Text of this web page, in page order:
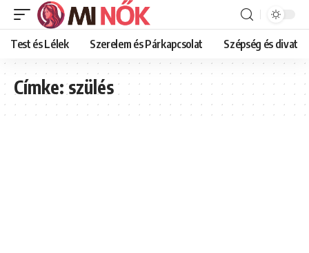
Test és Lélek Szerelem és Párkapcsolat Szépség és divat
Címke:szülés